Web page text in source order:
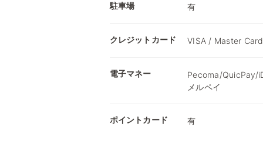
駐車場 有
クレジットカード VISA / Master
電子マネー
Pecoma/QuicPay/
メルペイ
ポイントカード 有